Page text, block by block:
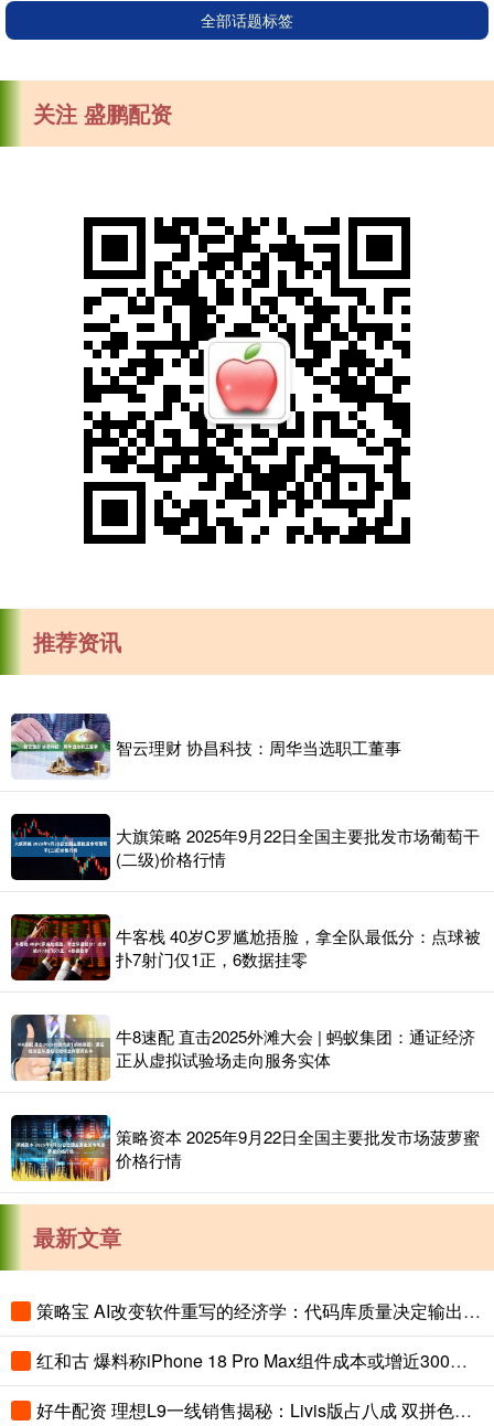
全部话题标签
关注 盛鹏配资
推荐资讯
智云理财 协昌科技：周华当选职工董事
大旗策略 2025年9月22日全国主要批发市场葡萄干
(二级)价格行情
牛客栈 40岁C罗尴尬捂脸，拿全队最低分：点球被
扑7射门仅1正，6数据挂零
牛8速配 直击2025外滩大会 | 蚂蚁集团：通证经济
正从虚拟试验场走向服务实体
策略资本 2025年9月22日全国主要批发市场菠萝蜜
价格行情
最新文章
策略宝 AI改变软件重写的经济学：代码库质量决定输出上限
红和古 爆料称iPhone 18 Pro Max组件成本或增近300美元
好牛配资 理想L9一线销售揭秘：Livis版占八成 双拼色成“标配”